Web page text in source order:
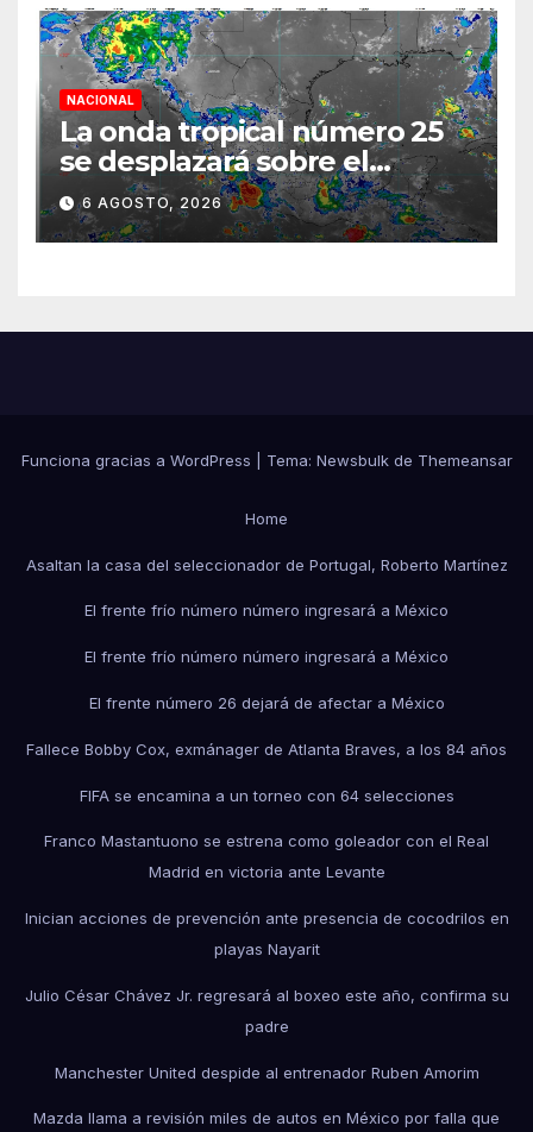
NACIONAL
La onda tropical número 25
se desplazará sobre el
sureste mexicano
6 AGOSTO, 2026
Funciona gracias a WordPress Tema: Newsbulkde Themeansar
Home
Asaltan la casa del seleccionador de Portugal, Roberto Martínez
El frente frío número número ingresará a México
El frente frío número número ingresará a México
El frente número 26 dejará de afectar a México
Fallece Bobby Cox, exmánager de Atlanta Braves, a los 84 años
FIFA se encamina a un torneo con 64 selecciones
Franco Mastantuono se estrena como goleador con el Real
Madrid en victoria ante Levante
Inician acciones de prevención ante presencia de cocodrilos en
playas Nayarit
Julio César Chávez Jr. regresará al boxeo este año, confirma su
padre
Manchester United despide al entrenador Ruben Amorim
Mazda llama a revisión miles de autos en México por falla que